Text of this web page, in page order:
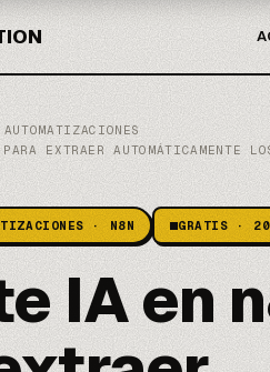
AUTOMATIZACIONES
EXTRAER AUTOMÁTICAMENTE
· N8N GRATIS ·
IA en